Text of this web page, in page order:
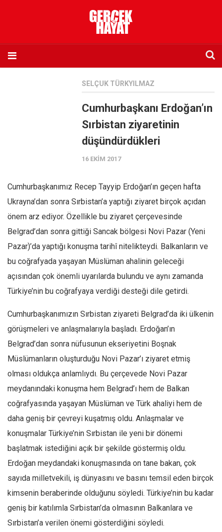
Abone olmak istiyorum
Satış noktası listesi
Twitter
Facebook
Instagram
YouTube
Editörden
Yazarlar
Kemal Özer
Mahmut Toptaş
Yvonne Ridley
Barış Tarımcıoğlu
Ömer Kayani
Yusuf Armağan
Leyla Şerif Emin
Selçuk Türkyılmaz
Mehmet Ali Tekin
Abir E. Nahas
Amina S. Jenenkovic
Bağdagül Öz
Esra Elönü
SELÇUK TÜRKYILMAZ
Cumhurbaşkanı Erdoğan’ın
Sırbistan ziyaretinin
düşündürdükleri
16 EKIM 2017
Cumhurbaşkanımız Recep Tayyip Erdoğan’ın geçen hafta
Ukrayna’dan sonra Sırbistan’a yaptığı ziyaret birçok açıdan
önem arz ediyor. Özellikle bu ziyaret çerçevesinde
Belgrad’dan sonra gittiği Sancak bölgesi Novi Pazar (Yeni
Pazar)’da yaptığı konuşma tarihî nitelikteydi. Balkanların ve
bu coğrafyada yaşayan Müslüman ahalinin geleceği
açısından çok önemli uyarılarda bulundu ve aynı zamanda
Türkiye’nin bu coğrafyaya verdiği desteği dile getirdi.
Cumhurbaşkanımızın Sırbistan ziyareti Belgrad’da iki ülkenin
görüşmeleri ve anlaşmalarıyla başladı. Erdoğan’ın
Belgrad’dan sonra nüfusunun ekseriyetini Boşnak
Müslümanların oluşturduğu Novi Pazar’ı ziyaret etmiş
olması oldukça anlamlıydı. Bu çerçevede Novi Pazar
meydanındaki konuşma hem Belgrad’ı hem de Balkan
coğrafyasında yaşayan Müslüman ve Türk ahaliyi hem de
daha geniş bir çevreyi kuşatmış oldu. Anlaşmalar ve
konuşmalar Türkiye’nin Sırbistan ile yeni bir dönemi
başlatmak istediğini açık bir şekilde göstermiş oldu.
Erdoğan meydandaki konuşmasında on tane bakan, çok
sayıda milletvekili, iş dünyasını ve basını temsil eden birçok
kimsenin beraberinde olduğunu söyledi. Türkiye’nin bu kadar
geniş bir katılımla Sırbistan’da olmasının Balkanlara ve
Sırbistan’a verilen önemi gösterdiğini söyledi.